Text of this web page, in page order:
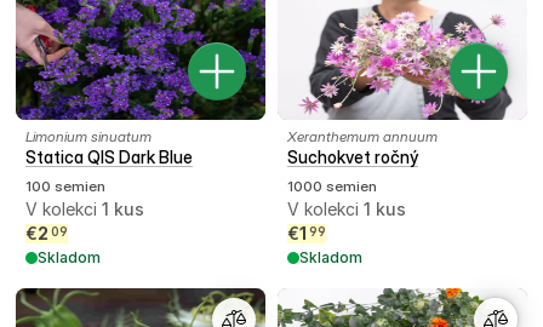
Limonium sinuatum
Statica QIS Dark Blue
100 semien
V kolekci 1 kus
€2 09
Skladom
Xeranthemum annuum
Suchokvet ročný
1000 semien
V kolekci 1 kus
€1 99
Skladom